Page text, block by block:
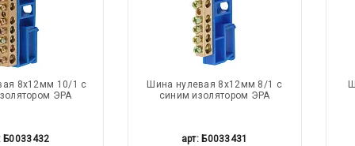
8х12мм 10/1 с
ЭРА
Б0033432
Шина нулевая 8х12мм 8/1 с
синим изолятором ЭРА
арт: Б0033431